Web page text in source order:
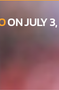
ON JULY